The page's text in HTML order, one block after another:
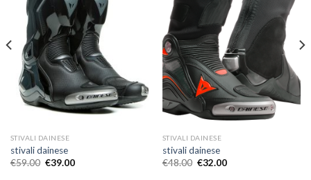
STIVALI DAINESE
stivali dainese
€59.00 €39.00
STIVALI DAINESE
stivali dainese
€48.00 €32.00